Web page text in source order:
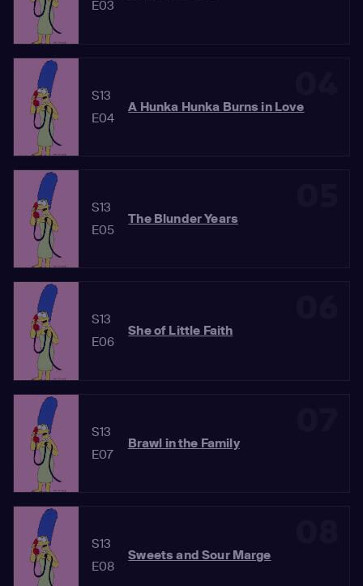
E03
S13
E04
A Hunka Hunka Burns in Love
S13
E05
The Blunder Years
S13
E06
She of Little Faith
S13
E07
Brawl in the Family
S13
E08
Sweets and Sour Marge